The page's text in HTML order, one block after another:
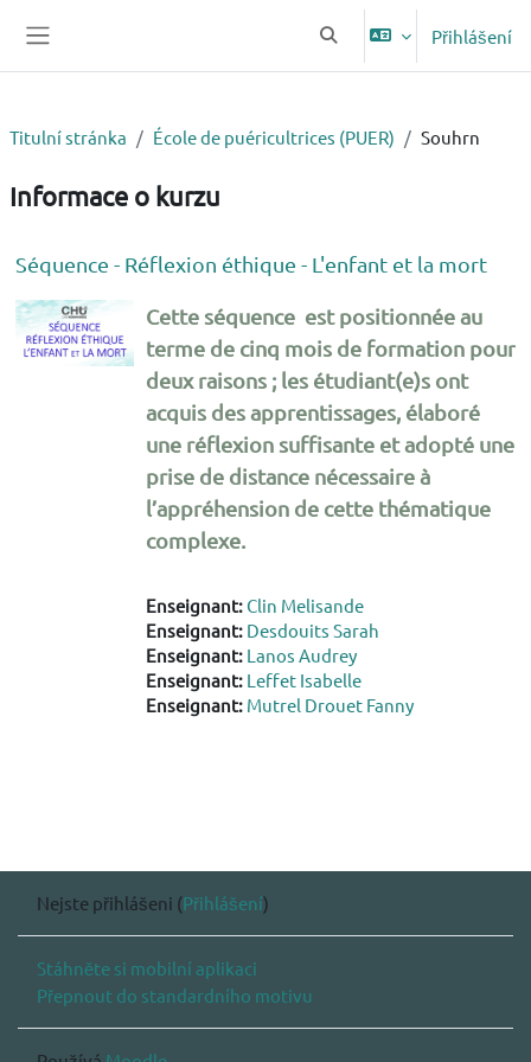
Přepnout vyhledávání
Přihlášení
Titulní stránka École de puéricultrices (PUER) Souhrn
Informace o kurzu
Séquence - Réflexion éthique - L'enfant et la mort
Cette séquence est positionnée au
terme de cinq mois de formation pour
deux raisons ; les étudiant(e)s ont
acquis des apprentissages, élaboré
une réflexion suffisante et adopté une
prise de distance nécessaire à
l’appréhension de cette thématique
complexe.
Enseignant:Clin Melisande
Enseignant: Desdouits Sarah
Enseignant: Lanos Audrey
Enseignant: Leffet Isabelle
Enseignant: Mutrel Drouet Fanny
Nejste přihlášeni (Přihlášení)
Stáhněte si mobilní aplikaci
Přepnout do standardního motivu